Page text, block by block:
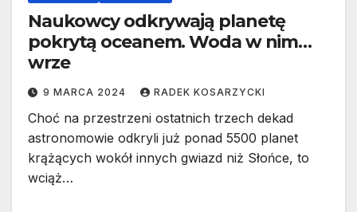
Naukowcy odkrywają planetę
pokrytą oceanem. Woda w nim…
wrze
9 MARCA 2024 RADEK KOSARZYCKI
Choć na przestrzeni ostatnich trzech dekad
astronomowie odkryli już ponad 5500 planet
krążących wokół innych gwiazd niż Słońce, to
wciąż…